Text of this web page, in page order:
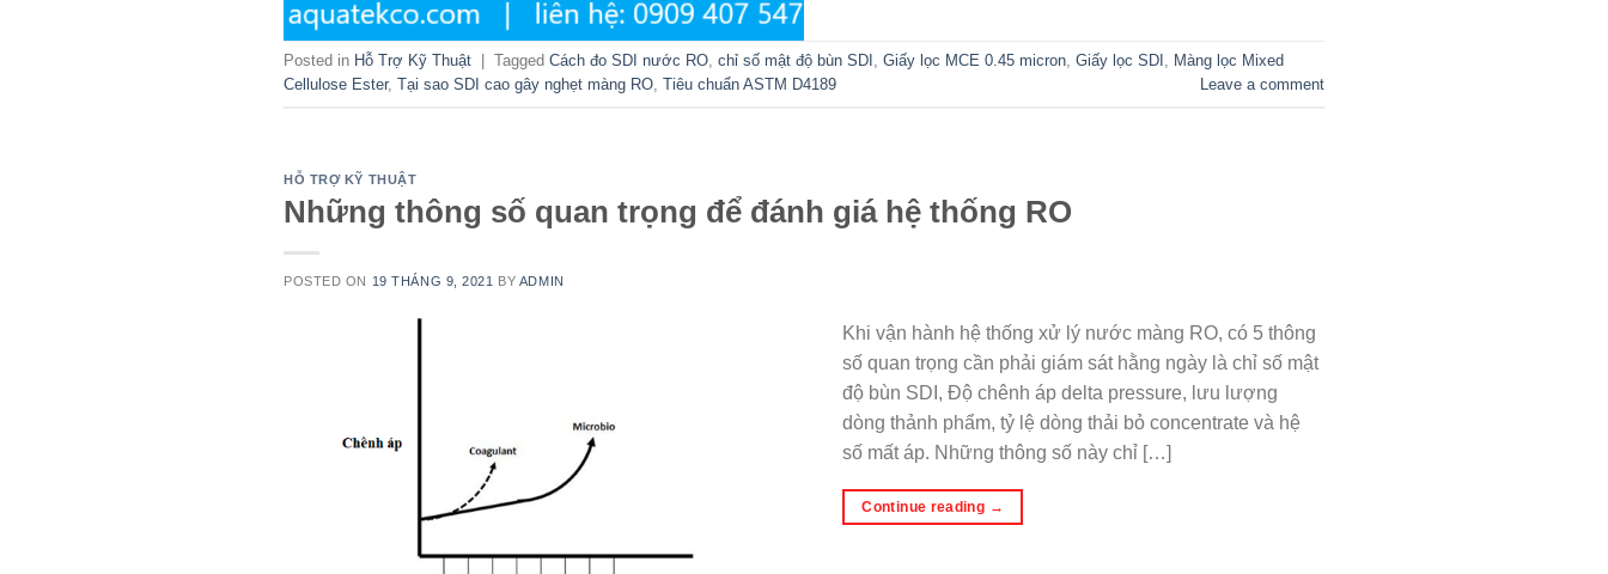
Posted in Hỗ Trợ Kỹ Thuật Tagged Cách đo SDI nước RO, chỉ số mật độ bùn SDI , Giấy lọc MCE 0.45 micron, Giấy lọc SDI , Màng lọc Mixed
Cellulose Ester, Tại sao SDI cao gây nghẹt màng RO, Tiêu chuẩn ASTM D4189 Leave a comment
HỖ TRỢ KỸ THUẬT
Những thông số quan trọng để đánh giá hệ thống RO
POSTED ON 19 THÁNG 9, 2021 BY ADMIN
Khi vận hành hệ thống xử lý nước màng RO, có 5 thông
số quan trọng cần phải giám sát hằng ngày là chỉ số mật
độ bùn SDI, Độ chênh áp delta pressure, lưu lượng
dòng thảnh phẩm, tỷ lệ dòng thải bỏ concentrate và hệ
số mất áp. Những thông số này chỉ […]
Continue reading →